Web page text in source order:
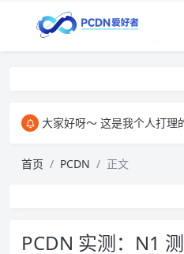
大家好呀～ 这是我个人打理的 pcdn 爱好者博客，主要用来和大家交流 pcdn 相关的心得。​ 在这里，我会分享自己玩
首页 PCDN 正文
PCDN 实测：N1